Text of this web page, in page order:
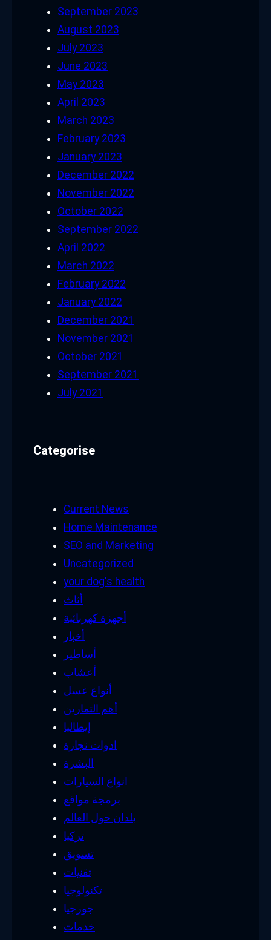
September 2023
August 2023
July 2023
June 2023
May 2023
April 2023
March 2023
February 2023
January 2023
December 2022
November 2022
October 2022
September 2022
April 2022
March 2022
February 2022
January 2022
December 2021
November 2021
October 2021
September 2021
July 2021
Categorise
Current News
Home Maintenance
SEO and Marketing
Uncategorized
your dog's health
أثاث
أجهزة كهربائية
أخبار
أساطير
أعشاب
أنواع عسل
أهم التمارين
إيطاليا
ادوات نجارة
البشرة
انواع السيارات
برمجة مواقع
بلدان حول العالم
تركيا
تسويق
تقنيات
تكنولوجيا
جورجيا
خدمات